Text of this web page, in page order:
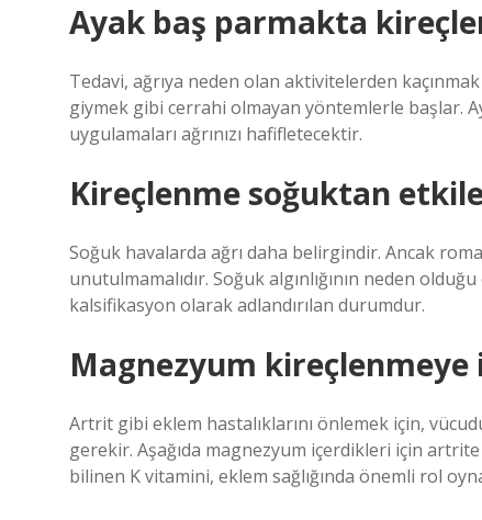
Ayak baş parmakta
Tedavi, ağrıya neden olan aktivitelerden
giymek gibi cerrahi olmayan yöntemlerle başlar.
uygulamaları ağrınızı hafifletecektir.
Kireçlenme soğuktan
Soğuk havalarda ağrı daha belirgindir. Ancak
unutulmamalıdır. Soğuk algınlığının neden
kalsifikasyon olarak adlandırılan durumdur.
Magnezyum kireçlenmeye
Artrit gibi eklem hastalıklarını önlemek için,
gerekir. Aşağıda magnezyum içerdikleri için
bilinen K vitamini, eklem sağlığında önemli rol